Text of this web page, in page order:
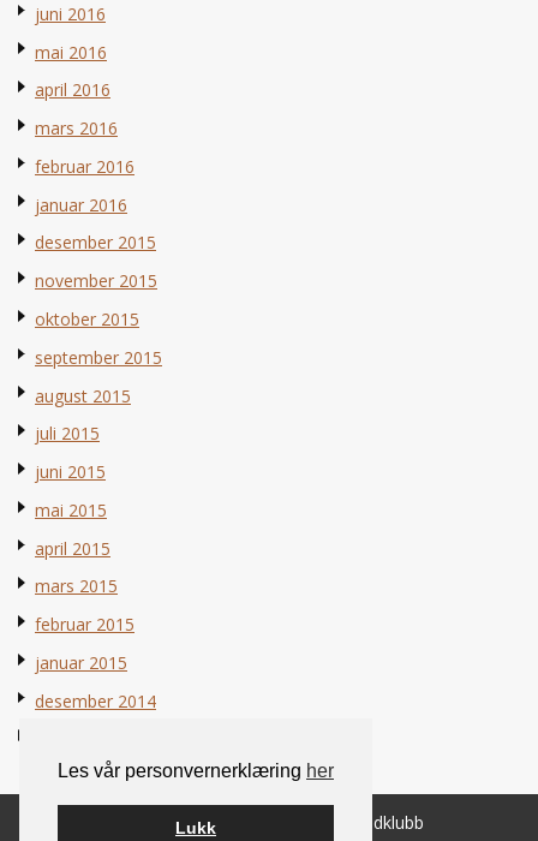
Les vår personvernerklæring her
Lukk
juni 2016
mai 2016
april 2016
mars 2016
februar 2016
januar 2016
desember 2015
november 2015
oktober 2015
september 2015
august 2015
juli 2015
juni 2015
mai 2015
april 2015
mars 2015
februar 2015
januar 2015
desember 2014
© 2026 Norsk Berner Sennenhundklubb